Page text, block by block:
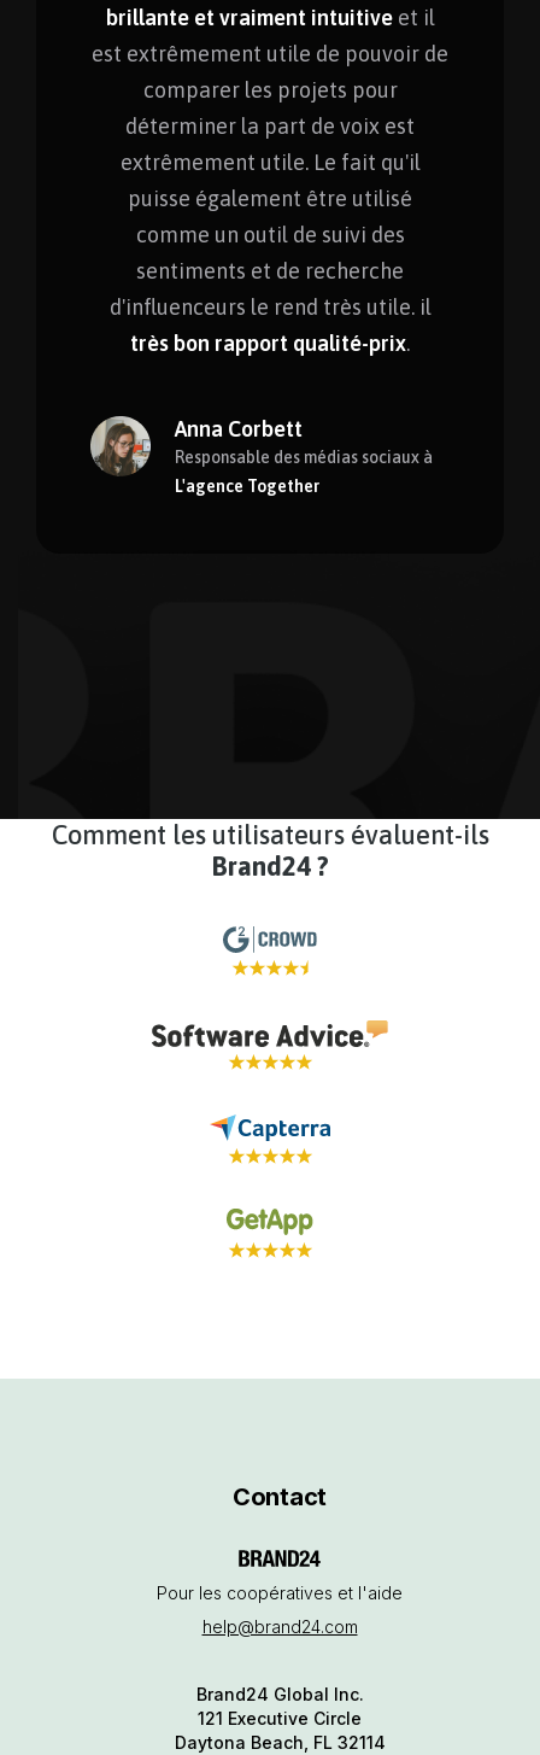
brillante et vraiment intuitiveet il
est extrêmement utile de pouvoir de
comparer les projets pour
déterminer la part de voix est
extrêmement utile. Le fait qu'il
puisse également être utilisé
comme un outil de suivi des
sentiments et de recherche
d'influenceurs le rend très utile. il
très bon rapport qualité-prix.
Anna Corbett
Responsable des médias sociaux à
L'agence Together
Comment les utilisateurs évaluent-ils
Brand24 ?
Contact
Pour les coopératives et l'aide
help@brand24.com
Brand24 Global Inc.
121 Executive Circle
Daytona Beach, FL 32114